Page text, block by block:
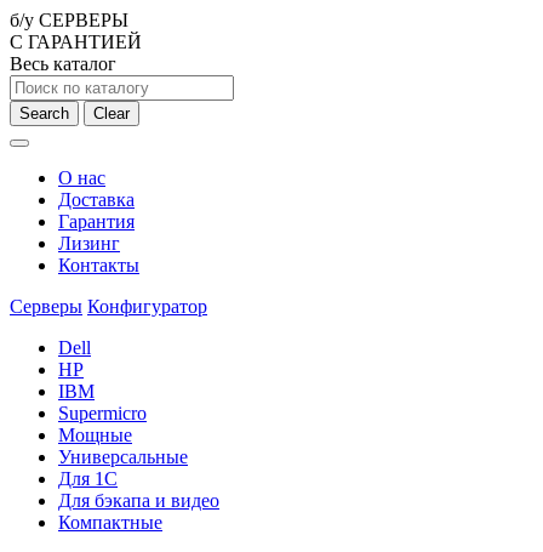
б/у СЕРВЕРЫ
С ГАРАНТИЕЙ
Весь каталог
Search Clear
О нас
Доставка
Гарантия
Лизинг
Контакты
Серверы Конфигуратор
Dell
HP
IBM
Supermicro
Мощные
Универсальные
Для 1С
Для бэкапа и видео
Компактные